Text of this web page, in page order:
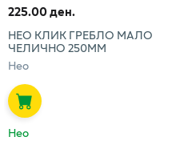
225.00 ден.
НЕО КЛИК ГРЕБЛО МАЛО
ЧЕЛИЧНО 250ММ
Нео
Нео